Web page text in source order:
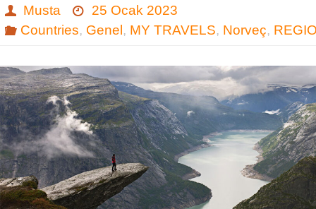
Musta
25 Ocak 2023
Countries, Genel , MY TRAVELS, Norveç,